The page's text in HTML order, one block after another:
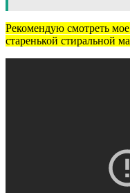
Рекомендую смотреть
старенькой стиральной